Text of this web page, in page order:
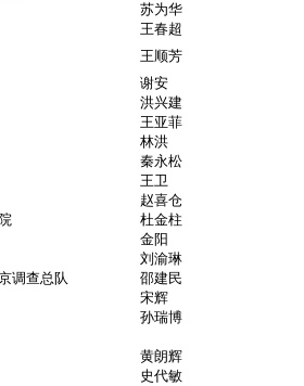
苏为华
王春超
王顺芳
谢安
洪兴建
王亚菲
林洪
秦永松
王卫
赵喜仓
杜金柱
金阳
刘渝琳
调查总队
邵建民
宋辉
孙瑞博
黄朗辉
史代敏